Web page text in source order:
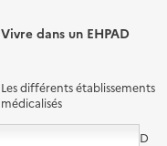
Vivre dans un EHPAD
Les différents établissements
médicalisés
Préparer l'entrée en EHPAD